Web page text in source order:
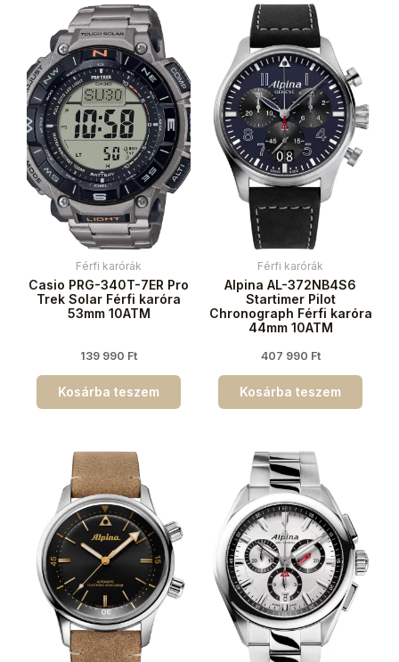
Férfi karórák
Casio PRG-340T-7ER Pro
Trek Solar Férfi karóra
53mm 10ATM
139 990 Ft
Kosárba teszem
Férfi karórák
Alpina AL-372NB4S6
Startimer Pilot
Chronograph Férfi karóra
44mm 10ATM
407 990 Ft
Kosárba teszem